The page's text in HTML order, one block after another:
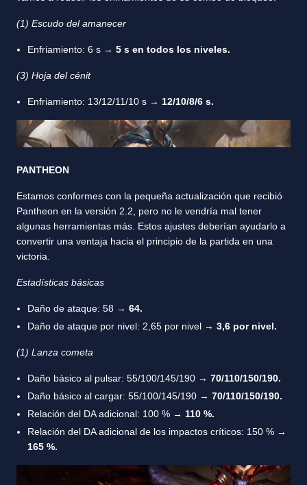
(1) Escudo del amanecer
Enfriamiento: 6 s → 5 s en todos los niveles.
(3) Hoja del cénit
Enfriamiento: 13/12/11/10 s → 12/10/8/6 s.
PANTHEON
Estamos conformes con la pequeña actualización que recibió
Pantheon en la versión 2.2, pero no le vendría mal tener
algunas herramientas más. Estos ajustes deberían ayudarlo a
convertir una ventaja hacia el principio de la partida en una
victoria.
Estadísticas básicas
Daño de ataque: 58 → 64.
Daño de ataque por nivel: 2,65 por nivel → 3,6 por nivel.
(1) Lanza cometa
Daño básico al pulsar: 55/100/145/190 → 70/110/150/190.
Daño básico al cargar: 55/100/145/190 → 70/110/150/190.
Relación del DA adicional: 100 % → 110 %.
Relación del DA adicional de los impactos críticos: 150 % →
165 %.